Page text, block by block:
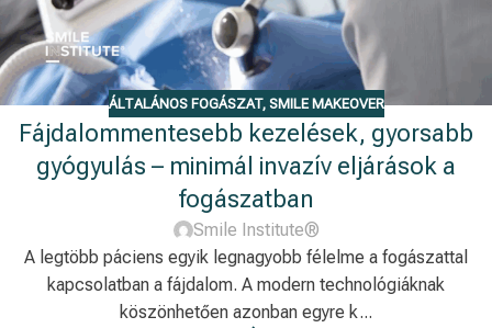
ÁLTALÁNOS FOGÁSZAT, SMILE MAKEOVER
Fájdalommentesebb kezelések, gyorsabb
gyógyulás – minimál invazív eljárások a
fogászatban
Smile Institute®
A legtöbb páciens egyik legnagyobb félelme a fogászattal
kapcsolatban a fájdalom. A modern technológiáknak
köszönhetően azonban egyre k...